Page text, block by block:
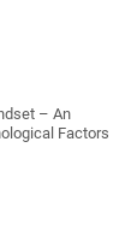
– An
Factors